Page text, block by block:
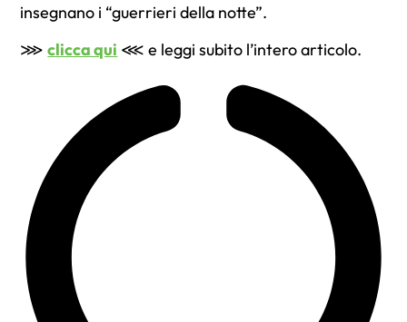
insegnano i “guerrieri della notte”.
⋙clicca qui ⋘ e leggi subito l’intero articolo.